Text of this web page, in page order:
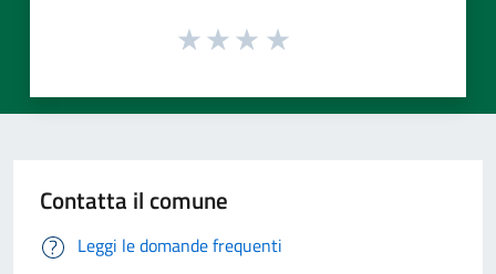
Contatta il comune
Leggi le domande frequenti